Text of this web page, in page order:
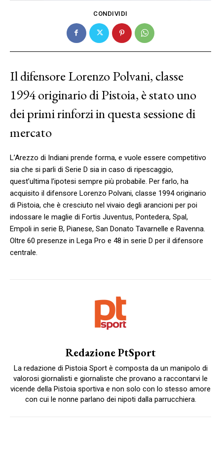
CONDIVIDI
Il difensore Lorenzo Polvani, classe
1994 originario di Pistoia, è stato uno
dei primi rinforzi in questa sessione di
mercato
L’Arezzo di Indiani prende forma, e vuole essere competitivo
sia che si parli di Serie D sia in caso di ripescaggio,
quest’ultima l’ipotesi sempre più probabile. Per farlo, ha
acquisito il difensore Lorenzo Polvani, classe 1994 originario
di Pistoia, che è cresciuto nel vivaio degli arancioni per poi
indossare le maglie di Fortis Juventus, Pontedera, Spal,
Empoli in serie B, Pianese, San Donato Tavarnelle e Ravenna.
Oltre 60 presenze in Lega Pro e 48 in serie D per il difensore
centrale.
Redazione PtSport
La redazione di Pistoia Sport è composta da un manipolo di
valorosi giornalisti e giornaliste che provano a raccontarvi le
vicende della Pistoia sportiva e non solo con lo stesso amore
con cui le nonne parlano dei nipoti dalla parrucchiera.